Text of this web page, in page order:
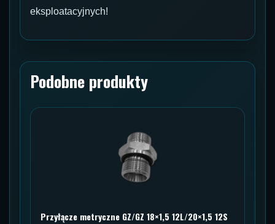
eksploatacyjnych!
Podobne produkty
Przyłącze metryczne GZ/GZ 18×1,5 12L/20×1,5 12S